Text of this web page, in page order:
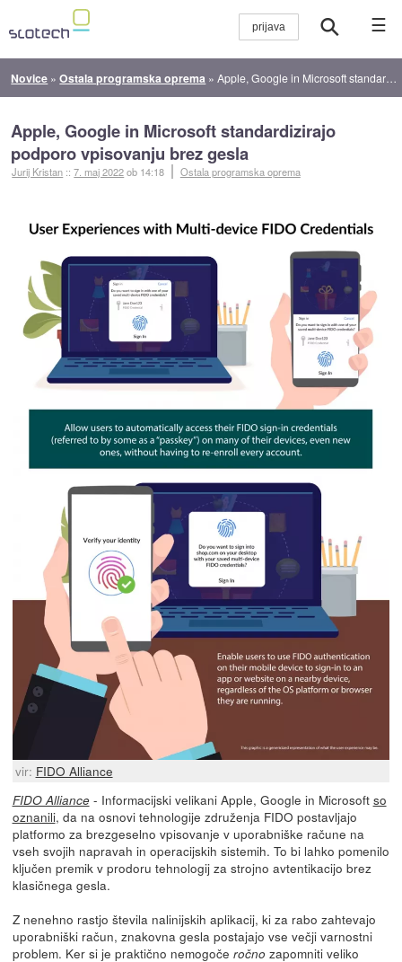
☰
Novice »Ostala programska oprema »Apple, Google in Microsoft standardizirajo podporo vpisovanju brez gesla
Apple, Google in Microsoft standardizirajo
podporo vpisovanju brez gesla
Jurij Kristan ::7. maj 2022ob 14:18 Ostala programska oprema
vir: FIDO Alliance
FIDO Alliance- Informacijski velikani Apple, Google in Microsoft so
oznanili, da na osnovi tehnologije združenja FIDO postavljajo
platformo za brezgeselno vpisovanje v uporabniške račune na
vseh svojih napravah in operacijskih sistemih. To bi lahko pomenilo
ključen premik v prodoru tehnologij za strojno avtentikacijo brez
klasičnega gesla.
Z nenehno rastjo števila nalinijskih aplikacij, ki za rabo zahtevajo
uporabniški račun, znakovna gesla postajajo vse večji varnostni
problem. Ker si je praktično nemogoče ročno zapomniti veliko